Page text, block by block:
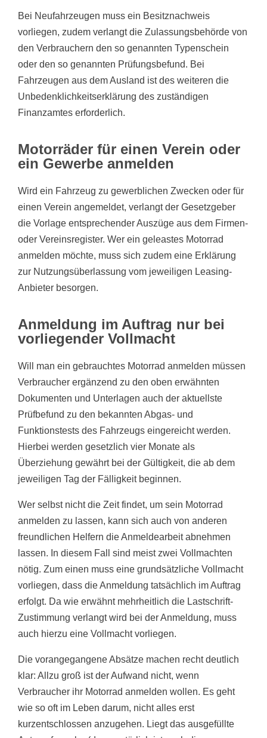
Bei Neufahrzeugen muss ein Besitznachweis
vorliegen, zudem verlangt die Zulassungsbehörde von
den Verbrauchern den so genannten Typenschein
oder den so genannten Prüfungsbefund. Bei
Fahrzeugen aus dem Ausland ist des weiteren die
Unbedenklichkeitserklärung des zuständigen
Finanzamtes erforderlich.
Motorräder für einen Verein oder
ein Gewerbe anmelden
Wird ein Fahrzeug zu gewerblichen Zwecken oder für
einen Verein angemeldet, verlangt der Gesetzgeber
die Vorlage entsprechender Auszüge aus dem Firmen-
oder Vereinsregister. Wer ein geleastes Motorrad
anmelden möchte, muss sich zudem eine Erklärung
zur Nutzungsüberlassung vom jeweiligen Leasing-
Anbieter besorgen.
Anmeldung im Auftrag nur bei
vorliegender Vollmacht
Will man ein gebrauchtes Motorrad anmelden müssen
Verbraucher ergänzend zu den oben erwähnten
Dokumenten und Unterlagen auch der aktuellste
Prüfbefund zu den bekannten Abgas- und
Funktionstests des Fahrzeugs eingereicht werden.
Hierbei werden gesetzlich vier Monate als
Überziehung gewährt bei der Gültigkeit, die ab dem
jeweiligen Tag der Fälligkeit beginnen.
Wer selbst nicht die Zeit findet, um sein Motorrad
anmelden zu lassen, kann sich auch von anderen
freundlichen Helfern die Anmeldearbeit abnehmen
lassen. In diesem Fall sind meist zwei Vollmachten
nötig. Zum einen muss eine grundsätzliche Vollmacht
vorliegen, dass die Anmeldung tatsächlich im Auftrag
erfolgt. Da wie erwähnt mehrheitlich die Lastschrift-
Zustimmung verlangt wird bei der Anmeldung, muss
auch hierzu eine Vollmacht vorliegen.
Die vorangegangene Absätze machen recht deutlich
klar: Allzu groß ist der Aufwand nicht, wenn
Verbraucher ihr Motorrad anmelden wollen. Es geht
wie so oft im Leben darum, nicht alles erst
kurzentschlossen anzugehen. Liegt das ausgefüllte